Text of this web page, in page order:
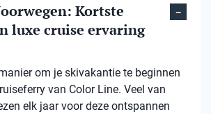
Kortste
luxe cruise ervaring
om je skivakantie te beginnen
van Color Line. Veel van
elk jaar voor deze ontspannen